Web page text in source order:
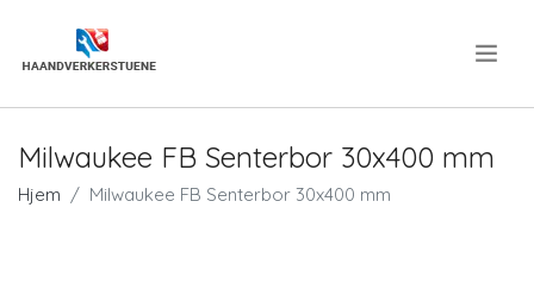
Milwaukee FB Senterbor 30x400 mm
Hjem Milwaukee FB Senterbor 30x400 mm